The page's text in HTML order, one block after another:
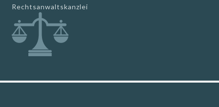
Rechtsanwaltskanzlei